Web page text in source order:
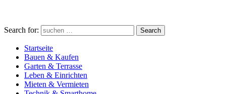
Search for: Search
Startseite
Bauen & Kaufen
Garten & Terrasse
Leben & Einrichten
Mieten & Vermieten